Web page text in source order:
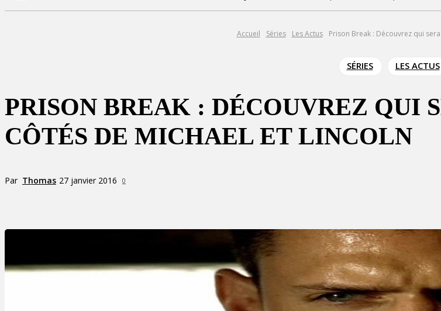
Accueil Séries Les Actus Prison Break : Découvrez qui
SÉRIES LES ACTUS
PRISON BREAK : DÉCOUVREZ QUI
CÔTÉS DE MICHAEL ET LINCOLN
Par Thomas 27 janvier 2016 0